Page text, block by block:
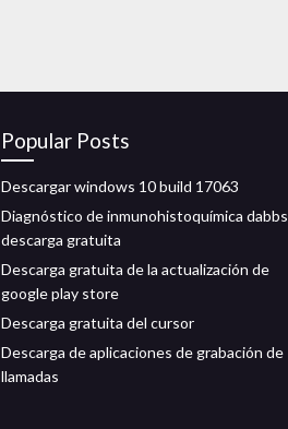
Popular Posts
Descargar windows 10 build 17063
Diagnóstico de inmunohistoquímica dabbs
descarga gratuita
Descarga gratuita de la actualización de
google play store
Descarga gratuita del cursor
Descarga de aplicaciones de grabación de
llamadas